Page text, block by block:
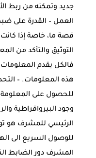
جديد وتمكنه من ربط
العمل – القدرة على
قصة ما، خاصة إذا
التوثيق والتأكد من
فالكل يقدم
هذه المعلومات. –
للحصول على المعلومة
وجود البيرواقراطية
الرئيسي للمشرف هو
للوصول السريع الى
المشرف دور الضابط